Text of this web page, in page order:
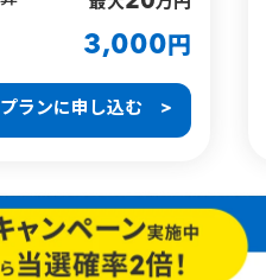
最大 万円
3,000 円
プランに申し込む >